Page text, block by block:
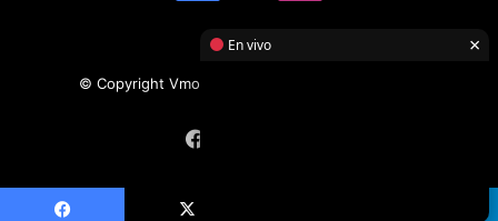
© Copyright Vmotor TI 2026, All Rights Reserved
En vivo ×